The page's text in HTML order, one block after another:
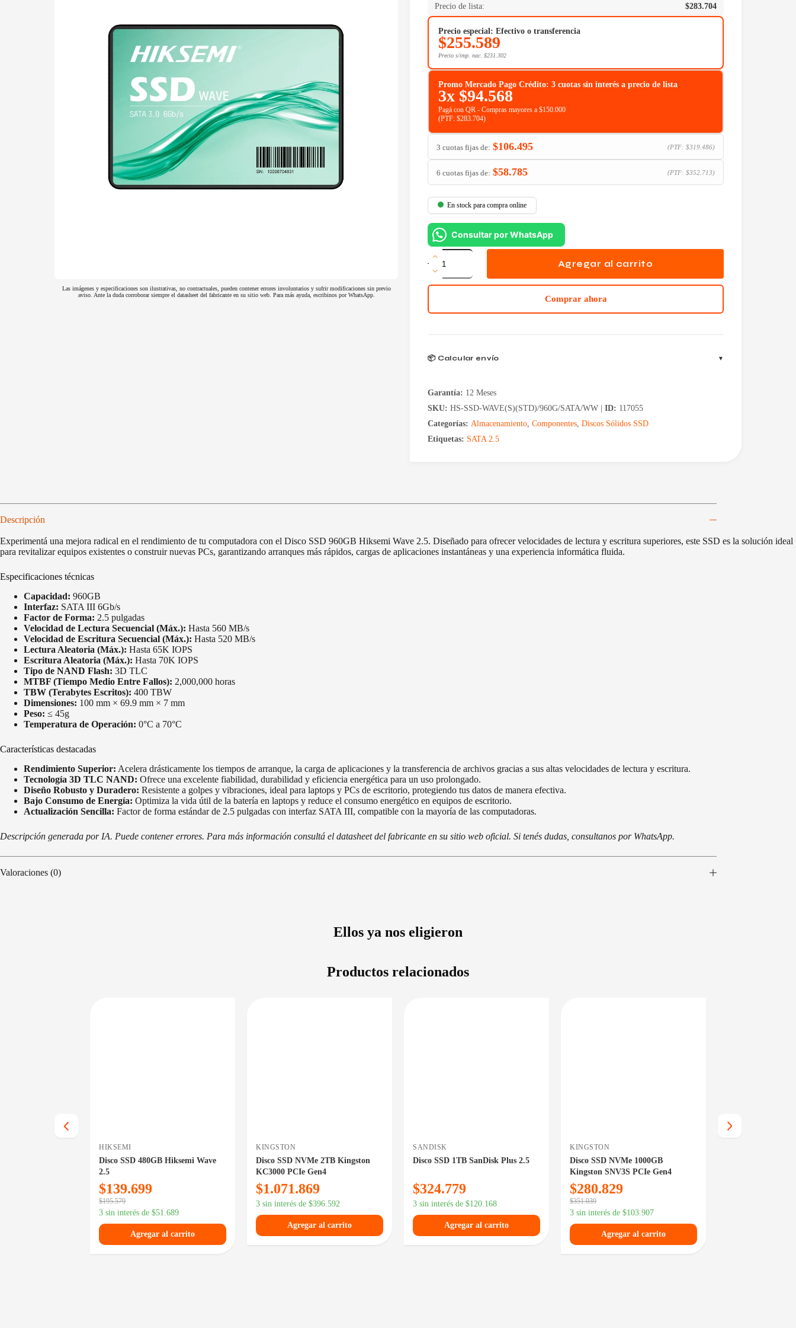
Las imágenes y especificaciones son ilustrativas, no contractuales, pueden contener errores involuntarios y sufrir modificaciones sin previo
aviso. Ante la duda corroborar siempre el datasheet del fabricante en su sitio web. Para más ayuda, escribinos por WhatsApp.
Precio de lista: $283.704
Precio especial: Efectivo o transferencia
$255.589
Precio s/imp. nac. $231.302
Promo Mercado Pago Crédito: 3 cuotas sin interés a precio de lista
3x $94.568
Pagá con QR - Compras mayores a $150.000
(PTF: $283.704)
3 cuotas fijas de: $106.495 (PTF: $319.486)
6 cuotas fijas de: $58.785 (PTF: $352.713)
En stock para compra online
Consultar por WhatsApp
Disco
SSD
960GB
Hiksemi
cantidad
Agregar al carrito
Comprar ahora
📦 Calcular envío
Garantía: 12 Meses
SKU: HS-SSD-WAVE(S)(STD)/960G/SATA/WW | ID: 117055
Categorías: Almacenamiento, Componentes, Discos Sólidos SSD
Etiquetas: SATA 2.5
Descripción
Experimentá una mejora radical en el rendimiento de tu computadora con el Disco SSD 960GB Hiksemi Wave 2.5. Diseñado para ofrecer velocidades de lectura y escritura superiores, este SSD es la solución ideal
para revitalizar equipos existentes o construir nuevas PCs, garantizando arranques más rápidos, cargas de aplicaciones instantáneas y una experiencia informática fluida.
Especificaciones técnicas
Capacidad: 960GB
Interfaz: SATA III 6Gb/s
Factor de Forma: 2.5 pulgadas
Velocidad de Lectura Secuencial (Máx.): Hasta 560 MB/s
Velocidad de Escritura Secuencial (Máx.): Hasta 520 MB/s
Lectura Aleatoria (Máx.): Hasta 65K IOPS
Escritura Aleatoria (Máx.): Hasta 70K IOPS
Tipo de NAND Flash: 3D TLC
MTBF (Tiempo Medio Entre Fallos): 2,000,000 horas
TBW (Terabytes Escritos): 400 TBW
Dimensiones: 100 mm × 69.9 mm × 7 mm
Peso: ≤ 45g
Temperatura de Operación: 0°C a 70°C
Características destacadas
Rendimiento Superior: Acelera drásticamente los tiempos de arranque, la carga de aplicaciones y la transferencia de archivos gracias a sus altas velocidades de lectura y escritura.
Tecnología 3D TLC NAND: Ofrece una excelente fiabilidad, durabilidad y eficiencia energética para un uso prolongado.
Diseño Robusto y Duradero: Resistente a golpes y vibraciones, ideal para laptops y PCs de escritorio, protegiendo tus datos de manera efectiva.
Bajo Consumo de Energía: Optimiza la vida útil de la batería en laptops y reduce el consumo energético en equipos de escritorio.
Actualización Sencilla: Factor de forma estándar de 2.5 pulgadas con interfaz SATA III, compatible con la mayoría de las computadoras.
Descripción generada por IA. Puede contener errores. Para más información consultá el datasheet del fabricante en su sitio web oficial. Si tenés dudas, consultanos por WhatsApp.
Valoraciones (0)
Ellos ya nos eligieron
Productos relacionados
HIKSEMI
Disco SSD 480GB Hiksemi Wave
2.5
$139.699
$195.579
3 sin interés de $51.689
Agregar al carrito
KINGSTON
Disco SSD NVMe 2TB Kingston
KC3000 PCIe Gen4
$1.071.869
3 sin interés de $396.592
Agregar al carrito
SANDISK
Disco SSD 1TB SanDisk Plus 2.5
$324.779
3 sin interés de $120.168
Agregar al carrito
KINGSTON
Disco SSD NVMe 1000GB
Kingston SNV3S PCIe Gen4
$280.829
$351.039
3 sin interés de $103.907
Agregar al carrito